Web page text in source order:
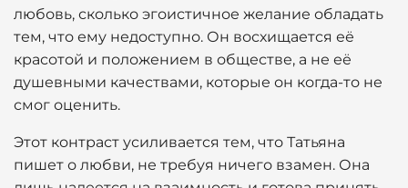
любовь, сколько эгоистичное желание обладать
тем, что ему недоступно. Он восхищается её
красотой и положением в обществе, а не её
душевными качествами, которые он когда-то не
смог оценить.
Этот контраст усиливается тем, что Татьяна
пишет о любви, не требуя ничего взамен. Она